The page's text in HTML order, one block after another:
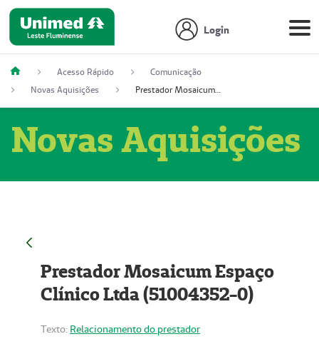
Login
Acesso Rápido
Comunicação
Novas Aquisições
Prestador Mosaicum Espaço Clínico Ltda (51004352-0)
Novas Aquisições
Prestador Mosaicum Espaço
Clínico Ltda (51004352-0)
Texto: Relacionamento do prestador